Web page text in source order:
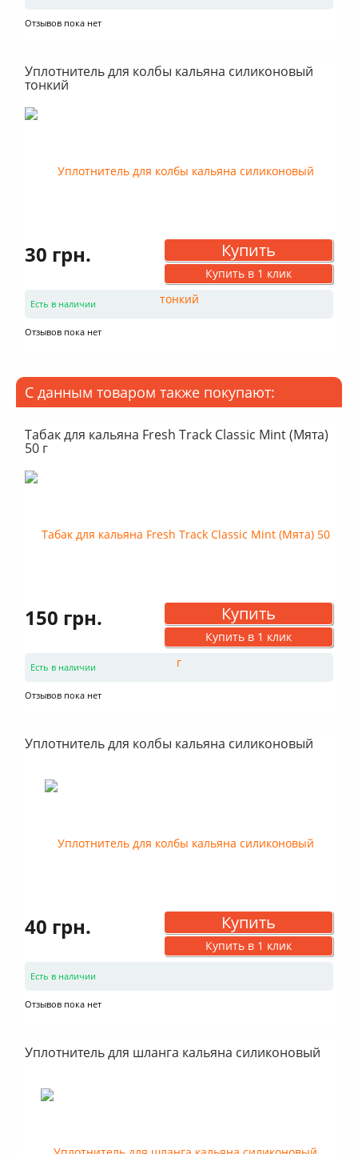
Отзывов пока нет
Уплотнитель для колбы кальяна силиконовый
тонкий
30 грн. Купить
Купить в 1 клик
Есть в наличии
Отзывов пока нет
С данным товаром также покупают:
Табак для кальяна Fresh Track Classic Mint (Мята)
50 г
150 грн. Купить
Купить в 1 клик
Есть в наличии
Отзывов пока нет
Уплотнитель для колбы кальяна силиконовый
40 грн. Купить
Купить в 1 клик
Есть в наличии
Отзывов пока нет
Уплотнитель для шланга кальяна силиконовый